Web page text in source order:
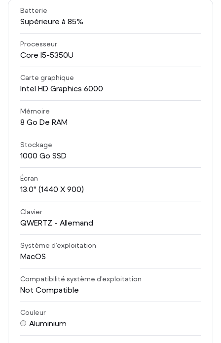
Batterie
Supérieure à 85%
Processeur
Core I5-5350U
Carte graphique
Intel HD Graphics 6000
Mémoire
8 Go De RAM
Stockage
1000 Go SSD
Écran
13.0" (1440 X 900)
Clavier
QWERTZ - Allemand
Système d’exploitation
MacOS
Compatibilité système d’exploitation
Not Compatible
Couleur
Aluminium